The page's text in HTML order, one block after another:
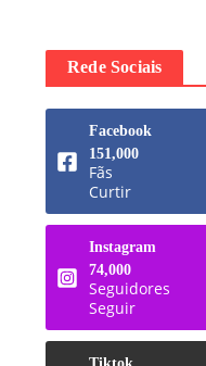
Rede Sociais
Facebook
151,000
Fãs
Curtir
Instagram
74,000
Seguidores
Seguir